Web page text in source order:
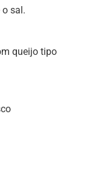
sal.
queijo tipo